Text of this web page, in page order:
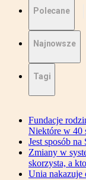
Polecane
Najnowsze
Tagi
Fundacje
Niektóre w 40
Jest sposób
Zmiany w
skorzysta, a
Unia nakazuje